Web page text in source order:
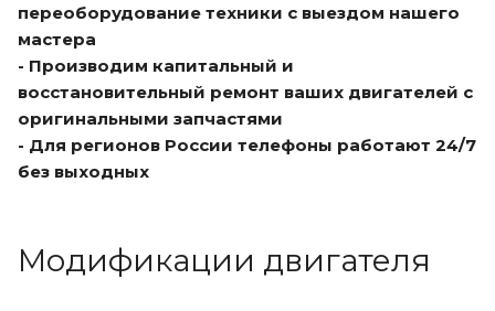
переоборудование техники с выездом нашего
мастера
- Производим капитальный и
восстановительный ремонт ваших двигателей с
оригинальными запчастями
- Для регионов России телефоны работают 24/7
без выходных
Модификации двигателя